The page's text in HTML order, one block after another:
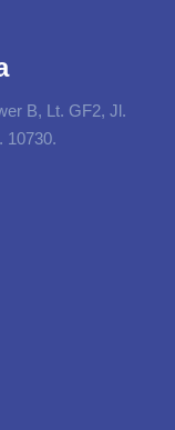
B, Lt. GF2, Jl.
10730.